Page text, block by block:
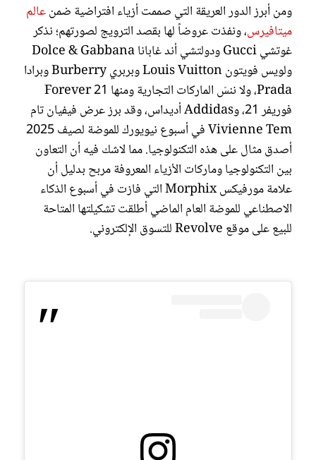
ومن أبرز الدور العريقة التي صممت أزياء افتراضية ضمنعالم
ميتافيرس، ونفذت عروضاً لها بقصد الترويج لصورتهم؛ نذكر
غوتشي Gucci ودولتشي أند غابانا Dolce & Gabbana
ولويس فويتون Louis Vuitton وبربري Burberry وبرادا
Prada، ولا ننسَ الماركات التجارية ومنها Forever 21
فوريفر 21، وAddidas أديداس، وقد برز عرض فيفيان تام
Vivienne Tem في أسبوع نيويورك للموضة لصيف 2025
أصدق مثال على هذه التكنولوجيا. مما لاشك فيه أن التعاون
بين التكنولوجيا وماركات الأزياء المعروفة مربح بدليل أن
علامة مورفيكس Morphix التي فازت في أسبوع الذكاء
الاصطناعي للموضة العام الماضي أطلقت تشكيلتها المتاحة
للبيع على موقع Revolve للتسوق الإلكتروني.